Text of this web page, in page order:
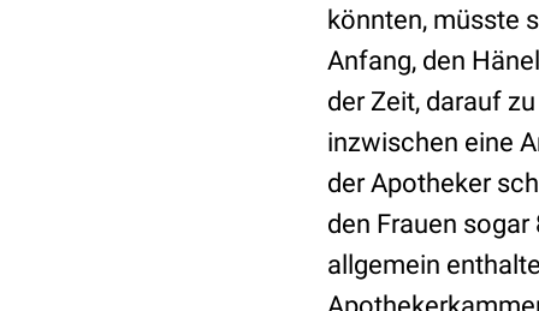
könnten, müsste
Anfang, den
der Zeit, darauf
inzwischen eine
der Apotheker
den Frauen
allgemein